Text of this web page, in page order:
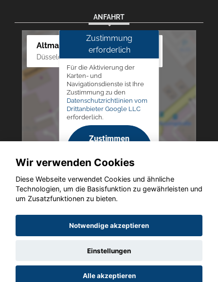
ANFAHRT
Altmann Autoland
Düsseldorfer Str. 69 - 79, 42781 Haan
Zustimmung
erforderlich
Für die Aktivierung der
Karten- und
Navigationsdienste ist Ihre
Zustimmung zu den
Datenschutzrichtlinien vom
Drittanbieter Google LLC
erforderlich.
Zustimmen
aktivieren
Copyright © 2026. Altmann Autoland
Datenschutz Impressum AGB
Wir verwenden Cookies
Diese Webseite verwendet Cookies und ähnliche
Technologien, um die Basisfunktion zu gewährleisten und
um Zusatzfunktionen zu bieten.
Notwendige akzeptieren
Einstellungen
Alle akzeptieren